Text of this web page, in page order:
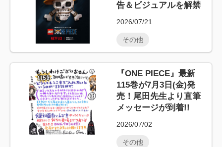
告＆ビジュアルを解禁
2026/07/21
その他
『ONE PIECE』最新
115巻が7月3日(金)発
売！尾田先生より直筆
メッセージが到着!!
2026/07/02
その他